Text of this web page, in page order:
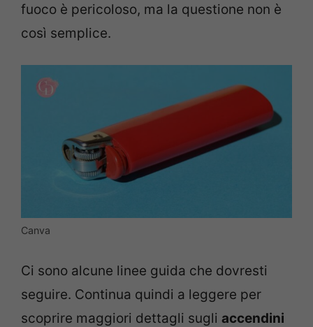
fuoco è pericoloso, ma la questione non è
così semplice.
Canva
Ci sono alcune linee guida che dovresti
seguire. Continua quindi a leggere per
scoprire maggiori dettagli sugli accendini